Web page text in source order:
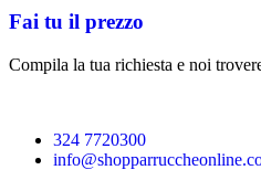
Fai tu il prezzo
Compila la tua richiesta e noi
324 7720300